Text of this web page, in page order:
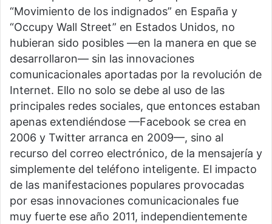
“Movimiento de los indignados” en España y
“Occupy Wall Street” en Estados Unidos, no
hubieran sido posibles —en la manera en que se
desarrollaron— sin las innovaciones
comunicacionales aportadas por la revolución de
Internet. Ello no solo se debe al uso de las
principales redes sociales, que entonces estaban
apenas extendiéndose —Facebook se crea en
2006 y Twitter arranca en 2009—, sino al
recurso del correo electrónico, de la mensajería y
simplemente del teléfono inteligente. El impacto
de las manifestaciones populares provocadas
por esas innovaciones comunicacionales fue
muy fuerte ese año 2011, independientemente